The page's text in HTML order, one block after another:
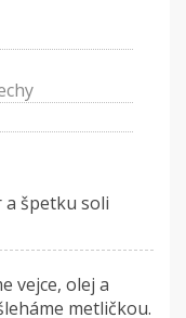
špetku soli
vejce, olej a
metličkou.